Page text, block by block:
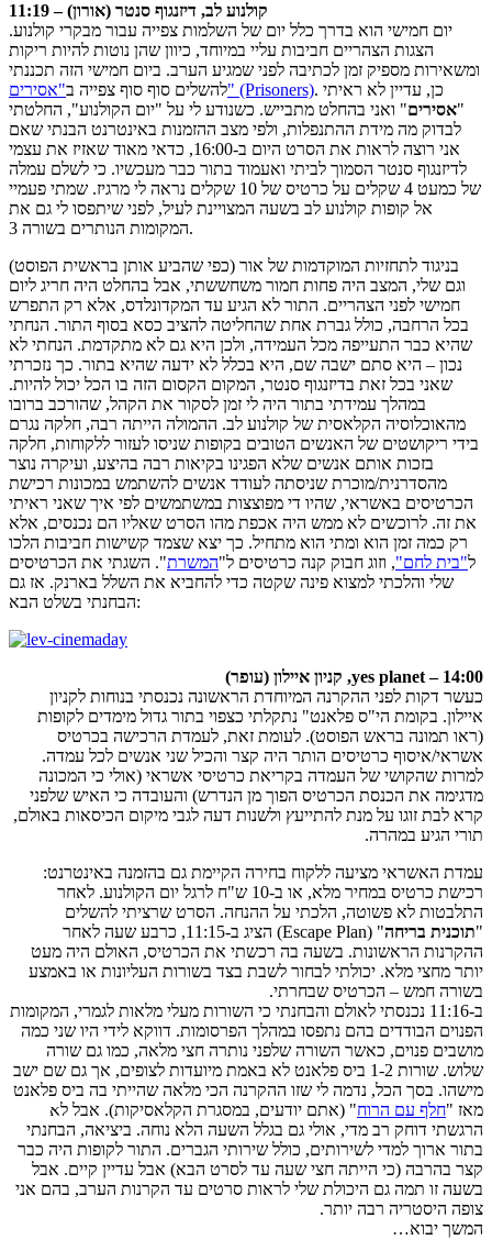
11:19 – קולנוע לב, דיזנגוף סנטר (אורון)
יום חמישי הוא בדרך כלל יום של השלמות צפייה עבור מבקרי קולנוע.
הצגות הצהריים חביבות עליי במיוחד, כיוון שהן נוטות להיות ריקות
ומשאירות מספיק זמן לכתיבה לפני שמגיע הערב. ביום חמישי הזה תכננתי
להשלים סוף סוף צפייה ב"אסירים" (Prisoners). כן, עדיין לא ראיתי
"אסירים" ואני בהחלט מתבייש. כשנודע לי על "יום הקולנוע", החלטתי
לבדוק מה מידת ההתנפלות, ולפי מצב ההזמנות באינטרנט הבנתי שאם
אני רוצה לראות את הסרט היום ב-16:00, כדאי מאוד שאזיז את עצמי
לדיזנגוף סנטר הסמוך לביתי ואעמוד בתור כבר מעכשיו. כי לשלם עמלה
של כמעט 4 שקלים על כרטיס של 10 שקלים נראה לי מרגיז. שמתי פעמיי
אל קופות קולנוע לב בשעה המצויינת לעיל, לפני שיתפסו לי גם את
המקומות הנותרים בשורה 3.
בניגוד לתחזיות המוקדמות של אור (כפי שהביע אותן בראשית הפוסט)
וגם שלי, המצב היה פחות חמור משחששתי, אבל בהחלט היה חריג ליום
חמישי לפני הצהריים. התור לא הגיע עד המקדונלדס, אלא רק התפרש
בכל הרחבה, כולל גברת אחת שהחליטה להציב כסא בסוף התור. הנחתי
שהיא כבר התעייפה מכל העמידה, ולכן היא גם לא מתקדמת. הנחתי לא
נכון – היא סתם ישבה שם, היא בכלל לא ידעה שהיא בתור. כך נזכרתי
שאני בכל זאת בדיזנגוף סנטר, המקום הקסום הזה בו הכל יכול להיות.
במהלך עמידתי בתור היה לי זמן לסקור את הקהל, שהורכב ברובו
מהאוכלוסיה הקלאסית של קולנוע לב. ההמולה הייתה רבה, חלקה נגרם
בידי ריקושטים של האנשים הטובים בקופות שניסו לעזור ללקוחות, חלקה
בזכות אותם אנשים שלא הפגינו בקיאות רבה בהיצע, ועיקרה נוצר
מהסדרנית/מוכרת שניסתה לעודד אנשים להשתמש במכונות רכישת
הכרטיסים באשראי, שהיו די מפוצצות במשתמשים לפי איך שאני ראיתי
את זה. לרוכשים לא ממש היה אכפת מהו הסרט שאליו הם נכנסים, אלא
רק כמה זמן הוא ומתי הוא מתחיל. כך יצא שצמד קשישות חביבות הלכו
ל"בית לחם", וזוג חבוק קנה כרטיסים ל"המשרת". השגתי את הכרטיסים
שלי והלכתי למצוא פינה שקטה כדי להחביא את השלל בארנק. אז גם
הבחנתי בשלט הבא:
14:00 – yes planet, קניון איילון (עופר)
כעשר דקות לפני ההקרנה המיוחדת הראשונה נכנסתי בנוחות לקניון
איילון. בקומת הי"ס פלאנט" נתקלתי כצפוי בתור גדול מימדים לקופות
(ראו תמונה בראש הפוסט). לעומת זאת, לעמדת הרכישה בכרטיס
אשראי/איסוף כרטיסים הותר היה קצר והכיל שני אנשים לכל עמדה.
למרות שהקושי של העמדה בקריאת כרטיסי אשראי (אולי כי המכונה
מדגימה את הכנסת הכרטיס הפוך מן הנדרש) והעובדה כי האיש שלפני
קרא לבת זוגו על מנת להתייעץ ולשנות דעה לגבי מיקום הכיסאות באולם,
תורי הגיע במהרה.
עמדת האשראי מציעה ללקוח בחירה הקיימת גם בהזמנה באינטרנט:
רכישת כרטיס במחיר מלא, או ב-10 ש"ח לרגל יום הקולנוע. לאחר
התלבטות לא פשוטה, הלכתי על ההנחה. הסרט שרציתי להשלים
"תוכנית בריחה
" (Escape Plan) הציג ב-11:15, כרבע שעה לאחר
ההקרנות הראשונות. בשעה בה רכשתי את הכרטיס, האולם היה מעט
יותר מחצי מלא. יכולתי לבחור לשבת בצד בשורות העליונות או באמצע
בשורה חמש – הכרטיס שבחרתי.
ב-11:16 נכנסתי לאולם והבחנתי כי השורות מעלי מלאות לגמרי, המקומות
הפנוים הבודדים בהם נתפסו במהלך הפרסומות. דווקא לידי היו שני כמה
מושבים פנוים, כאשר השורה שלפני נותרה חצי מלאה, כמו גם שורה
שלוש. שורות 1-2 ביס פלאנט לא באמת מיועדות לצופים, אך גם שם ישב
מישהו. בסך הכל, נדמה לי שזו ההקרנה הכי מלאה שהייתי בה ביס פלאנט
מאז "חלף עם הרוח" (אתם יודעים, במסגרת הקלאסיקות). אבל לא
הרגשתי דוחק רב מדי, אולי גם בגלל השעה הלא נוחה. ביציאה, הבחנתי
בתור ארוך למדי לשירותים, כולל שירותי הגברים. התור לקופות היה כבר
קצר בהרבה (כי הייתה חצי שעה עד לסרט הבא) אבל עדיין קיים. אבל
בשעה זו תמה גם היכולת שלי לראות סרטים עד הקרנות הערב, בהם אני
צופה היסטריה רבה יותר.
המשך יבוא…